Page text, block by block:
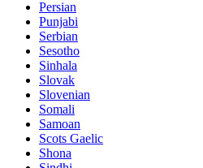
Persian
Punjabi
Serbian
Sesotho
Sinhala
Slovak
Slovenian
Somali
Samoan
Scots Gaelic
Shona